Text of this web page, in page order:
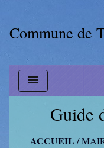
Commune de
menu
Guide
ACCUEIL /